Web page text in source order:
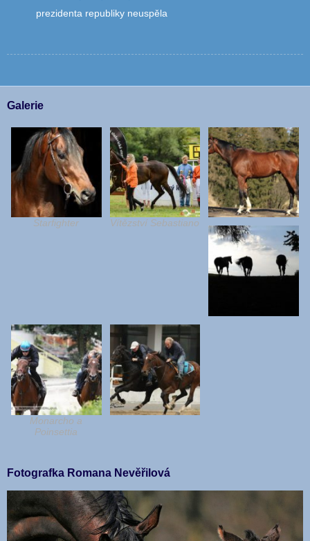
prezidenta republiky neuspěla
Galerie
Starfighter Vítězství Sebastiano
Monarcho a
Poinsettia
Fotografka Romana Nevěřilová